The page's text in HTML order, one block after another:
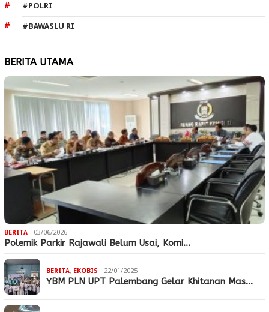
#POLRI
#BAWASLU RI
BERITA UTAMA
BERITA 03/06/2026
Polemik Parkir Rajawali Belum Usai, Komi…
BERITA, EKOBIS 22/01/2025
YBM PLN UPT Palembang Gelar Khitanan Mas…